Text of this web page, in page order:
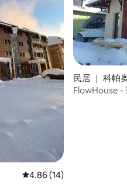
平均评分 4.86 分（满分 5
4.86 (14)
民居 ｜ 科帕
FlowHouse -